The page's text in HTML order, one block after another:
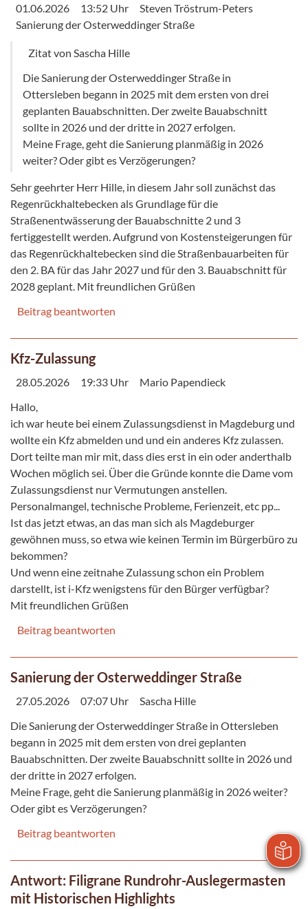
01.06.2026 13:52 Uhr
Steven Tröstrum-Peters
Sanierung der Osterweddinger Straße
Zitat von Sascha Hille
Die Sanierung der Osterweddinger Straße in
Ottersleben begann in 2025 mit dem ersten von drei
geplanten Bauabschnitten. Der zweite Bauabschnitt
sollte in 2026 und der dritte in 2027 erfolgen.
Meine Frage, geht die Sanierung planmäßig in 2026
weiter? Oder gibt es Verzögerungen?
Sehr geehrter Herr Hille, in diesem Jahr soll zunächst das
Regenrückhaltebecken als Grundlage für die
Straßenentwässerung der Bauabschnitte 2 und 3
fertiggestellt werden. Aufgrund von Kostensteigerungen für
das Regenrückhaltebecken sind die Straßenbauarbeiten für
den 2. BA für das Jahr 2027 und für den 3. Bauabschnitt für
2028 geplant. Mit freundlichen Grüßen
Beitrag beantworten
Kfz-Zulassung
28.05.2026 19:33 Uhr
Mario Papendieck
Hallo,
ich war heute bei einem Zulassungsdienst in Magdeburg und
wollte ein Kfz abmelden und und ein anderes Kfz zulassen.
Dort teilte man mir mit, dass dies erst in ein oder anderthalb
Wochen möglich sei. Über die Gründe konnte die Dame vom
Zulassungsdienst nur Vermutungen anstellen.
Personalmangel, technische Probleme, Ferienzeit, etc pp...
Ist das jetzt etwas, an das man sich als Magdeburger
gewöhnen muss, so etwa wie keinen Termin im Bürgerbüro zu
bekommen?
Und wenn eine zeitnahe Zulassung schon ein Problem
darstellt, ist i-Kfz wenigstens für den Bürger verfügbar?
Mit freundlichen Grüßen
Beitrag beantworten
Sanierung der Osterweddinger Straße
27.05.2026 07:07 Uhr
Sascha Hille
Die Sanierung der Osterweddinger Straße in Ottersleben
begann in 2025 mit dem ersten von drei geplanten
Bauabschnitten. Der zweite Bauabschnitt sollte in 2026 und
der dritte in 2027 erfolgen.
Meine Frage, geht die Sanierung planmäßig in 2026 weiter?
Oder gibt es Verzögerungen?
Beitrag beantworten
Antwort: Filigrane Rundrohr-Auslegermasten
mit Historischen Highlights